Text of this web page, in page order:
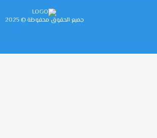
جميع الحقوق محفوظة © 2025